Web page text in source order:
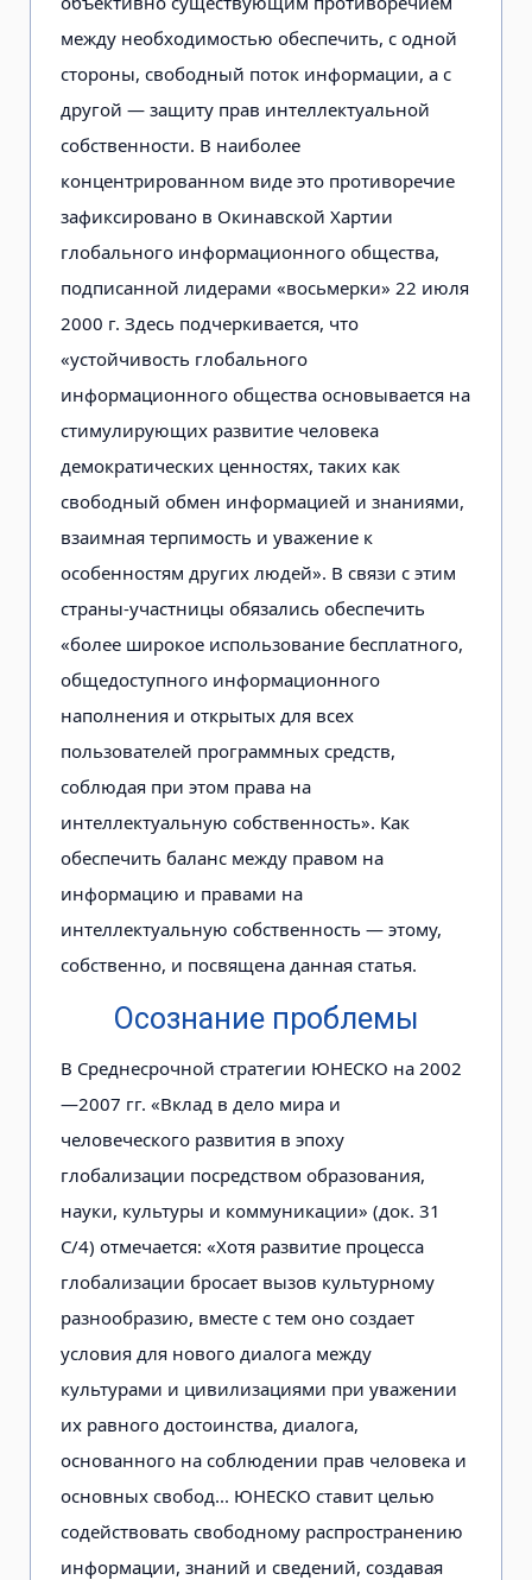
между необходимостью обеспечить, с одной
стороны, свободный поток информации, а с
другой — защиту прав интеллектуальной
собственности. В наиболее
концентрированном виде это противоречие
зафиксировано в Окинавской Хартии
глобального информационного общества,
подписанной лидерами «восьмерки» 22 июля
2000 г. Здесь подчеркивается, что
«устойчивость глобального
информационного общества основывается на
стимулирующих развитие человека
демократических ценностях, таких как
свободный обмен информацией и знаниями,
взаимная терпимость и уважение к
особенностям других людей». В связи с этим
страны-участницы обязались обеспечить
«более широкое использование бесплатного,
общедоступного информационного
наполнения и открытых для всех
пользователей программных средств,
соблюдая при этом права на
интеллектуальную собственность». Как
обеспечить баланс между правом на
информацию и правами на
интеллектуальную собственность — этому,
собственно, и посвящена данная статья.
Осознание проблемы
В Среднесрочной стратегии ЮНЕСКО на 2002
—2007 гг. «Вклад в дело мира и
человеческого развития в эпоху
глобализации посредством образования,
науки, культуры и коммуникации» (док. 31
С/4) отмечается: «Хотя развитие процесса
глобализации бросает вызов культурному
разнообразию, вместе с тем оно создает
условия для нового диалога между
культурами и цивилизациями при уважении
их равного достоинства, диалога,
основанного на соблюдении прав человека и
основных свобод... ЮНЕСКО ставит целью
содействовать свободному распространению
информации, знаний и сведений, создавая